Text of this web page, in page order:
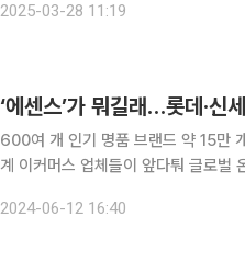
을 무겁게 받아들여 책임지고 해결하
2025-03-28 11:19
‘에센스’가 뭐길래…롯데·신
600여 개 인기 명품 브랜드 약 15만 개 취
계 이커머스 업체들이 앞다퉈 글로벌
브랜드관 ‘온앤더럭셔리’에 명품 편집
2024-06-12 16:40